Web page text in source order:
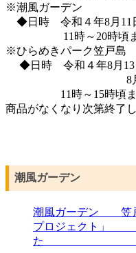
※潮風ガーデン
◆日時 令和４年8月
11時～20時頃
※ひらめきパーク笠戸島
◆日時 令和４年8月13
8月、9
11時～15時頃ま
商品がなくなり次第終了し
潮風ガーデン
潮風ガーデン 笠戸
プロジェク